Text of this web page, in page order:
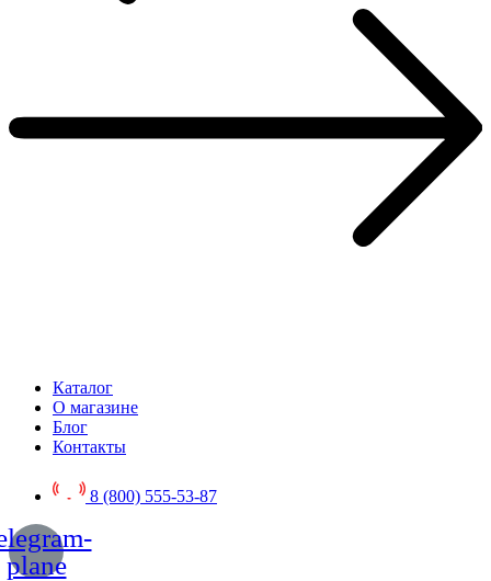
Каталог
О магазине
Блог
Контакты
8 (800) 555-53-87
plane